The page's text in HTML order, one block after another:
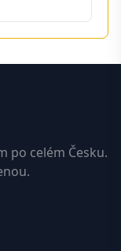
po celém Česku.